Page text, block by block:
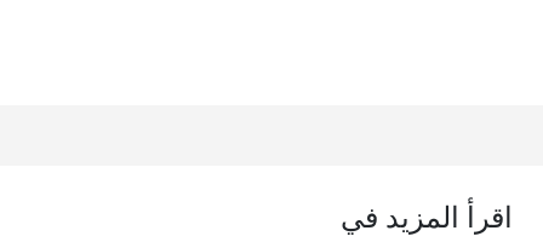
اقرأ المزيد في